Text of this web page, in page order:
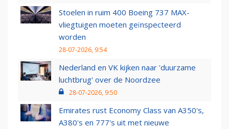
Stoelen in ruim 400 Boeing 737 MAX-
vliegtuigen moeten geïnspecteerd
worden
28-07-2026, 9:54
Nederland en VK kijken naar 'duurzame
luchtbrug' over de Noordzee
28-07-2026, 9:50
Emirates rust Economy Class van A350's,
A380's en 777's uit met nieuwe